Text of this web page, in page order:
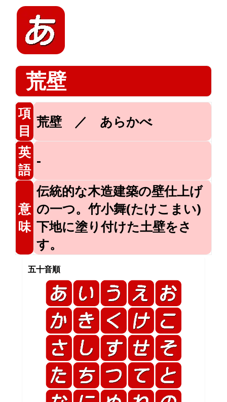
荒壁
項
目
荒壁 ／ あらかべ
英
語
-
意
味
伝統的な木造建築の壁仕上げ
の一つ。竹小舞(たけこまい)
下地に塗り付けた土壁をさ
す。
五十音順